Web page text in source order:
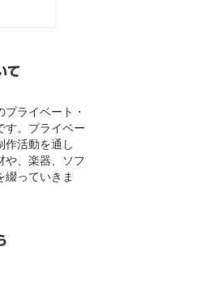
て
ライベート・
す。プライベー
作活動を通し
や、楽器、ソフ
綴っていきま